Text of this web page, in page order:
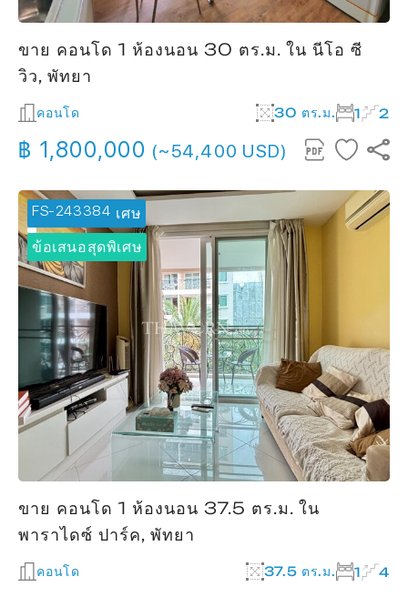
ขาย คอนโด 1 ห้องนอน 30 ตร.ม. ใน นีโอ ซี
วิว, พัทยา
คอนโด 30 ตร.ม. 1 2
฿ 1,800,000 (~54,400 USD)
FS-243384
🔥 ข้อเสนอพิเศษ
ข้อเสนอสุดพิเศษ
ขาย คอนโด 1 ห้องนอน 37.5 ตร.ม. ใน
พาราไดซ์ ปาร์ค, พัทยา
คอนโด 37.5 ตร.ม. 1 4